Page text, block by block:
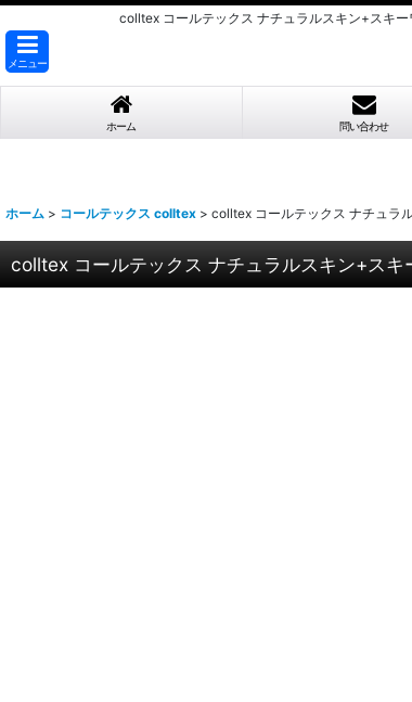
colltex コールテックス ナチュラルスキン+スキ
メニュー
ホーム 問い合わせ
ホーム > コールテックス colltex > colltex コールテックス ナチュラ
colltex コールテックス ナチュラルスキン+ス